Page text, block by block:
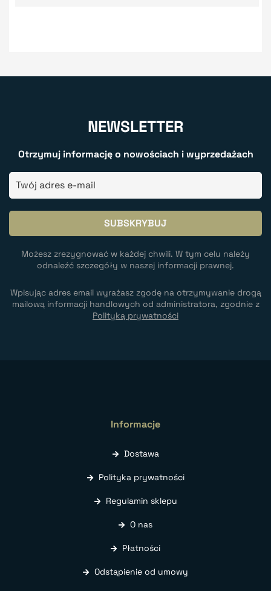
NEWSLETTER
Otrzymuj informację o nowościach i wyprzedażach
Możesz zrezygnować w każdej chwili. W tym celu należy
odnaleźć szczegóły w naszej informacji prawnej.
Wpisując adres email wyrażasz zgodę na otrzymywanie drogą
mailową informacji handlowych od administratora, zgodnie z
Polityką prywatności
Informacje
Dostawa
Polityka prywatności
Regulamin sklepu
O nas
Płatności
Odstąpienie od umowy